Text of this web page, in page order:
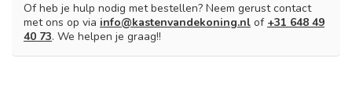
Of heb je hulp nodig met bestellen? Neem gerust contact
met ons op via info@kastenvandekoning.nl of +31 648 49
40 73. We helpen je graag!!